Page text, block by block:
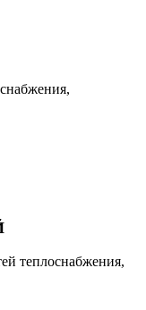
теплоснабжения,